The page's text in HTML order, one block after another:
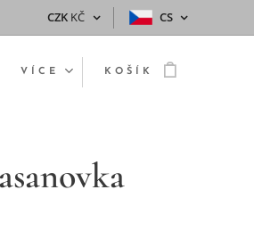
CZK KČ CS
VÍCE KOŠÍK